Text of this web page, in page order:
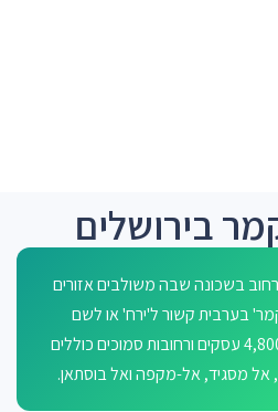
בירושלים
בשכונה שבה משולבים אזורים
בערבית קשור ל'ירח' או לשם
משפחה מקומי. בסביבה כ-4,800 עסקים ורחובות סמוכים כוללים
אל מסגיד, אל-מקפה ואל בוסתאן.